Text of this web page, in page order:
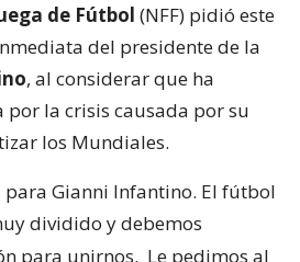
de Fútbol (NFF) pidió este
del presidente de la
, al considerar que ha
la crisis causada por su
los Mundiales.
para Gianni Infantino. El fútbol
dividido y debemos
para unirnos. Le pedimos al